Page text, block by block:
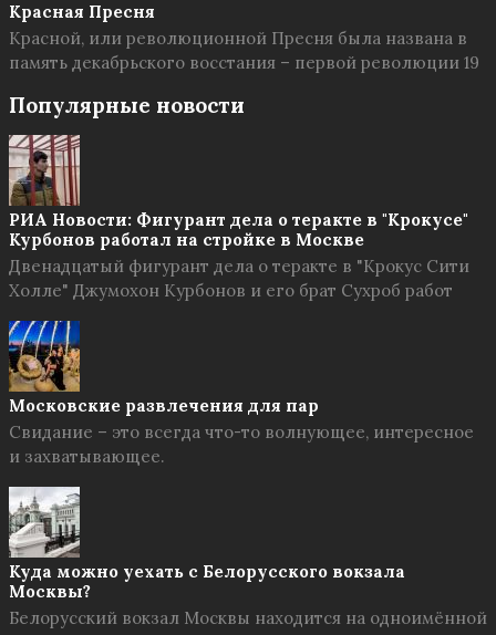
Красная Пресня
Красной, или революционной Пресня была названа в
память декабрьского восстания – первой революции 19
Популярные новости
РИА Новости: Фигурант дела о теракте в "Крокусе"
Курбонов работал на стройке в Москве
Двенадцатый фигурант дела о теракте в "Крокус Сити
Холле" Джумохон Курбонов и его брат Сухроб работ
Московские развлечения для пар
Свидание – это всегда что-то волнующее, интересное
и захватывающее.
Куда можно уехать с Белорусского вокзала
Москвы?
Белорусский вокзал Москвы находится на одноимённой